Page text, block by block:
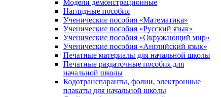
Модели демонстрационные
Наглядные пособия
Ученические пособия «Математика»
Ученические пособия «Русский язык»
Ученические пособия «Окружающий мир»
Ученические пособия «Английский язык»
Печатные материалы для начальной школы
Печатные раздаточные пособия для
начальной школы
Кодотранспаранты, фолии, электронные
плакаты для начальной школы